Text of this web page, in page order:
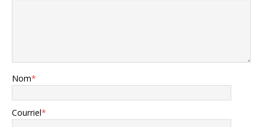
Nom*
Courriel*